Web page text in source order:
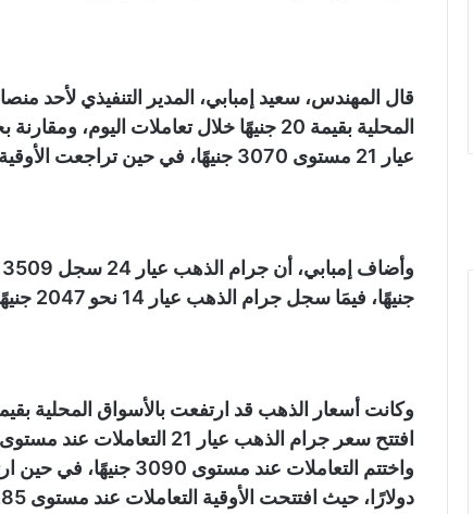
قال المهندس، سعيد إمبابي، المدير التنفيذي لأحد
المحلية بقيمة 20 جنيهًا خلال تعاملات
عيار 21 مستوى 3070 جنيهًا، في حين تراجعت الأوقية بقيمة 14 دولارًا، لتسجل 2301 دولارا.
جنيهًا، فيمَا سجل جرام الذهب عيار 14 نحو 2047 جنيهًا، وسجل الجنيه الذهب نحو 24560 جنيهًا.